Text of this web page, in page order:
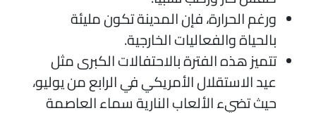
ورغم الحرارة، فإن المدينة تكون مليئة
بالحياة والفعاليات الخارجية.
تتميز هذه الفترة بالاحتفالات الكبرى مثل
عيد الاستقلال الأمريكي في الرابع من يوليو،
حيث تضيء الألعاب النارية سماء العاصمة